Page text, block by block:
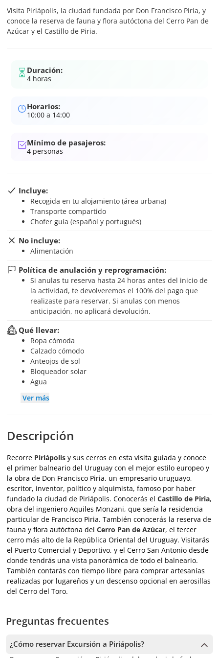
Visita Piriápolis, la ciudad fundada por Don Francisco Piria, y
conoce la reserva de fauna y flora autóctona del Cerro Pan de
Azúcar y el Castillo de Piria.
Duración:
4 horas
Horarios:
10:00 a 14:00
Mínimo de pasajeros:
4 personas
Incluye:
Recogida en tu alojamiento (área urbana)
Transporte compartido
Chofer guía (español y portugués)
No incluye:
Alimentación
Política de anulación y reprogramación:
Si anulas tu reserva hasta 24 horas antes del inicio de
la actividad, te devolveremos el 100% del pago que
realizaste para reservar. Si anulas con menos
anticipación, no aplicará devolución.
Qué llevar:
Ropa cómoda
Calzado cómodo
Anteojos de sol
Bloqueador solar
Agua
Ver más
Descripción
Recorre Piriápolis y sus cerros en esta visita guiada y conoce
el primer balneario del Uruguay con el mejor estilo europeo y
la obra de Don Francisco Piria, un empresario uruguayo,
escritor, inventor, político y alquimista, famoso por haber
fundado la ciudad de Piriápolis. Conocerás el Castillo de Piria,
obra del ingeniero Aquiles Monzani, que sería la residencia
particular de Francisco Piria. También conocerás la reserva de
fauna y flora autóctona del Cerro Pan de Azúcar, el tercer
cerro más alto de la República Oriental del Uruguay. Visitarás
el Puerto Comercial y Deportivo, y el Cerro San Antonio desde
donde tendrás una vista panorámica de todo el balneario.
También contarás con tiempo libre para comprar artesanías
realizadas por lugareños y un descenso opcional en aerosillas
del Cerro del Toro.
Preguntas frecuentes
¿Cómo reservar Excursión a Piriápolis?